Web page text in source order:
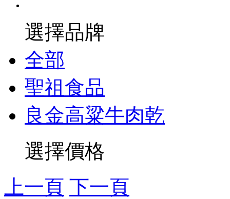
選擇品牌
全部
聖祖食品
良金高粱牛肉乾
選擇價格
上一頁 下一頁